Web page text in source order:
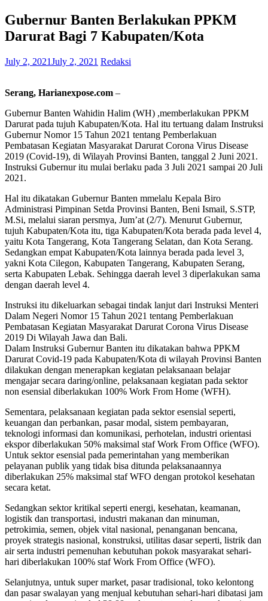
Gubernur Banten Berlakukan PPKM
Darurat Bagi 7 Kabupaten/Kota
July 2, 2021July 2, 2021 Redaksi
Serang, Harianexpose.com –
Gubernur Banten Wahidin Halim (WH) ,memberlakukan PPKM
Darurat pada tujuh Kabupaten/Kota. Hal itu tertuang dalam Instruksi
Gubernur Nomor 15 Tahun 2021 tentang Pemberlakuan
Pembatasan Kegiatan Masyarakat Darurat Corona Virus Disease
2019 (Covid-19), di Wilayah Provinsi Banten, tanggal 2 Juni 2021.
Instruksi Gubernur itu mulai berlaku pada 3 Juli 2021 sampai 20 Juli
2021.
Hal itu dikatakan Gubernur Banten mmelalu Kepala Biro
Administrasi Pimpinan Setda Provinsi Banten, Beni Ismail, S.STP,
M.Si, melalui siaran persmya, Jum’at (2/7). Menurut Gubernur,
tujuh Kabupaten/Kota itu, tiga Kabupaten/Kota berada pada level 4,
yaitu Kota Tangerang, Kota Tangerang Selatan, dan Kota Serang.
Sedangkan empat Kabupaten/Kota lainnya berada pada level 3,
yakni Kota Cilegon, Kabupaten Tangerang, Kabupaten Serang,
serta Kabupaten Lebak. Sehingga daerah level 3 diperlakukan sama
dengan daerah level 4.
Instruksi itu dikeluarkan sebagai tindak lanjut dari Instruksi Menteri
Dalam Negeri Nomor 15 Tahun 2021 tentang Pemberlakuan
Pembatasan Kegiatan Masyarakat Darurat Corona Virus Disease
2019 Di Wilayah Jawa dan Bali.
Dalam Instruksi Gubernur Banten itu dikatakan bahwa PPKM
Darurat Covid-19 pada Kabupaten/Kota di wilayah Provinsi Banten
dilakukan dengan menerapkan kegiatan pelaksanaan belajar
mengajar secara daring/online, pelaksanaan kegiatan pada sektor
non esensial diberlakukan 100% Work From Home (WFH).
Sementara, pelaksanaan kegiatan pada sektor esensial seperti,
keuangan dan perbankan, pasar modal, sistem pembayaran,
teknologi informasi dan komunikasi, perhotelan, industri orientasi
ekspor diberlakukan 50% maksimal staf Work From Office (WFO).
Untuk sektor esensial pada pemerintahan yang memberikan
pelayanan publik yang tidak bisa ditunda pelaksanaannya
diberlakukan 25% maksimal staf WFO dengan protokol kesehatan
secara ketat.
Sedangkan sektor kritikal seperti energi, kesehatan, keamanan,
logistik dan transportasi, industri makanan dan minuman,
petrokimia, semen, objek vital nasional, penanganan bencana,
proyek strategis nasional, konstruksi, utilitas dasar seperti, listrik dan
air serta industri pemenuhan kebutuhan pokok masyarakat sehari-
hari diberlakukan 100% staf Work From Office (WFO).
Selanjutnya, untuk super market, pasar tradisional, toko kelontong
dan pasar swalayan yang menjual kebutuhan sehari-hari dibatasi jam